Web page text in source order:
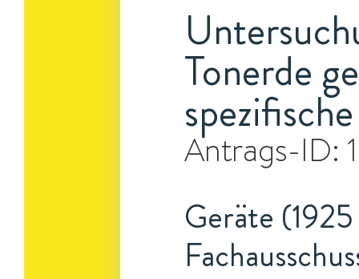
Tonerde
Antrags-ID:
Geräte